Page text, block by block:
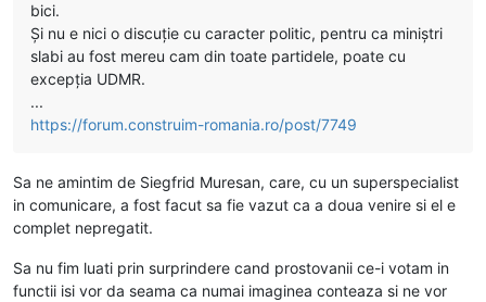
bici.
Și nu e nici o discuție cu caracter politic, pentru ca miniștri
slabi au fost mereu cam din toate partidele, poate cu
excepția UDMR.
...
https://forum.construim-romania.ro/post/7749
Sa ne amintim de Siegfrid Muresan, care, cu un superspecialist
in comunicare, a fost facut sa fie vazut ca a doua venire si el e
complet nepregatit.
Sa nu fim luati prin surprindere cand prostovanii ce-i votam in
functii isi vor da seama ca numai imaginea conteaza si ne vor